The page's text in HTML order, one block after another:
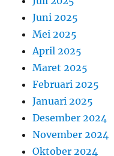
Juni 2025
Mei 2025
April 2025
Maret 2025
Februari 2025
Januari 2025
Desember 2024
November 2024
Oktober 2024